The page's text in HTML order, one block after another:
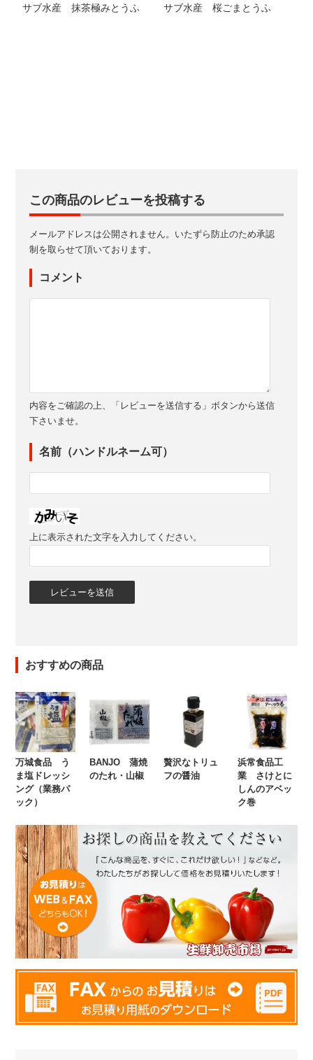
サブ水産 抹茶極みとうふ サブ水産 桜ごまとうふ
この商品のレビューを投稿する
メールアドレスは公開されません。いたずら防止のため承認
制を取らせて頂いております。
コメント
内容をご確認の上、「レビューを送信する」ボタンから送信
下さいませ。
名前（ハンドルネーム可）
上に表示された文字を入力してください。
おすすめの商品
万城食品 う
ま塩ドレッシ
ング（業務パ
ック）
BANJO 蒲焼
のたれ・山椒
贅沢なトリュ
フの醤油
浜常食品工
業 さけとに
しんのアベッ
ク巻